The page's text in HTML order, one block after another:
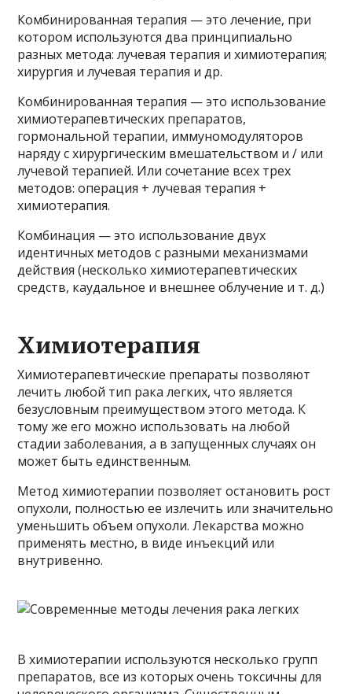
Комбинированная терапия — это лечение, при
котором используются два принципиально
разных метода: лучевая терапия и химиотерапия;
хирургия и лучевая терапия и др.
Комбинированная терапия — это использование
химиотерапевтических препаратов,
гормональной терапии, иммуномодуляторов
наряду с хирургическим вмешательством и / или
лучевой терапией. Или сочетание всех трех
методов: операция + лучевая терапия +
химиотерапия.
Комбинация — это использование двух
идентичных методов с разными механизмами
действия (несколько химиотерапевтических
средств, каудальное и внешнее облучение и т. д.)
Химиотерапия
Химиотерапевтические препараты позволяют
лечить любой тип рака легких, что является
безусловным преимуществом этого метода. К
тому же его можно использовать на любой
стадии заболевания, а в запущенных случаях он
может быть единственным.
Метод химиотерапии позволяет остановить рост
опухоли, полностью ее излечить или значительно
уменьшить объем опухоли. Лекарства можно
применять местно, в виде инъекций или
внутривенно.
В химиотерапии используются несколько групп
препаратов, все из которых очень токсичны для